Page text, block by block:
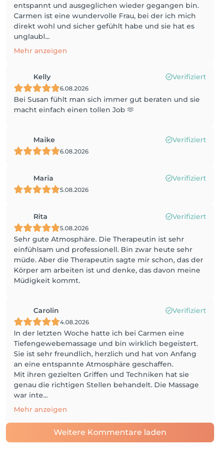
entspannt und ausgeglichen wieder gegangen bin.
Carmen ist eine wundervolle Frau, bei der ich mich
direkt wohl und sicher gefühlt habe und sie hat es
unglaubl...
Mehr anzeigen
Kelly Verifiziert
6.08.2026
Bei Susan fühlt man sich immer gut beraten und sie
macht einfach einen tollen Job 🫶
Maike Verifiziert
6.08.2026
Maria Verifiziert
5.08.2026
Rita Verifiziert
5.08.2026
Sehr gute Atmosphäre. Die Therapeutin ist sehr
einfühlsam und professionell. Bin zwar heute sehr
müde. Aber die Therapeutin sagte mir schon, das der
Körper am arbeiten ist und denke, das davon meine
Müdigkeit kommt.
Carolin Verifiziert
4.08.2026
In der letzten Woche hatte ich bei Carmen eine
Tiefengewebemassage und bin wirklich begeistert.
Sie ist sehr freundlich, herzlich und hat von Anfang
an eine entspannte Atmosphäre geschaffen.
Mit ihren gezielten Griffen und Techniken hat sie
genau die richtigen Stellen behandelt. Die Massage
war inte...
Mehr anzeigen
Weitere Kommentare laden